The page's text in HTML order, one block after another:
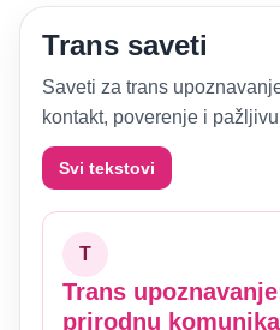
Trans saveti
Saveti za trans
kontakt, poverenje i
Svi tekstovi
T
Trans
prirodnu